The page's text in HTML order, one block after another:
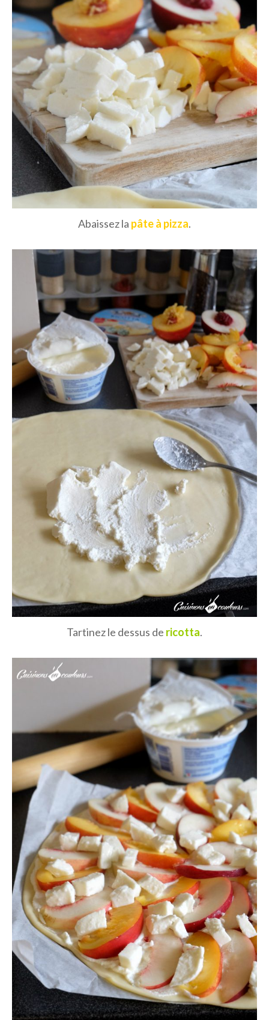
Abaissez la pâte à pizza.
Tartinez le dessus de ricotta.